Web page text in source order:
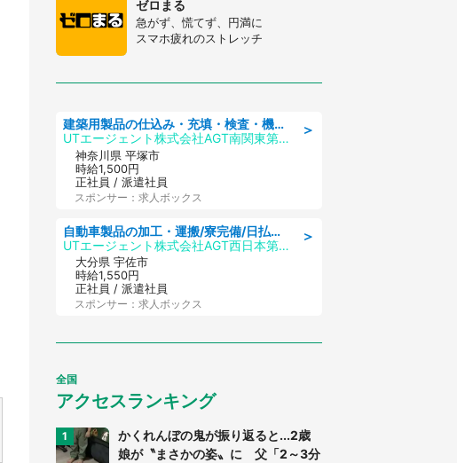
ゼロまる
急がず、慌てず、円満に
スマホ疲れのストレッチ
＞
建築用製品の仕込み・充填・検査・機械操作/寮完備/日払い/工場・製造
UTエージェント株式会社AGT南関東第二CU
神奈川県 平塚市
時給1,500円
正社員 / 派遣社員
スポンサー：求人ボックス
＞
自動車製品の加工・運搬/寮完備/日払い/工場・製造
UTエージェント株式会社AGT西日本第二CU
大分県 宇佐市
時給1,550円
正社員 / 派遣社員
スポンサー：求人ボックス
全国
アクセスランキング
かくれんぼの鬼が振り返ると...2歳
娘が〝まさかの姿〟に 父「2～3分